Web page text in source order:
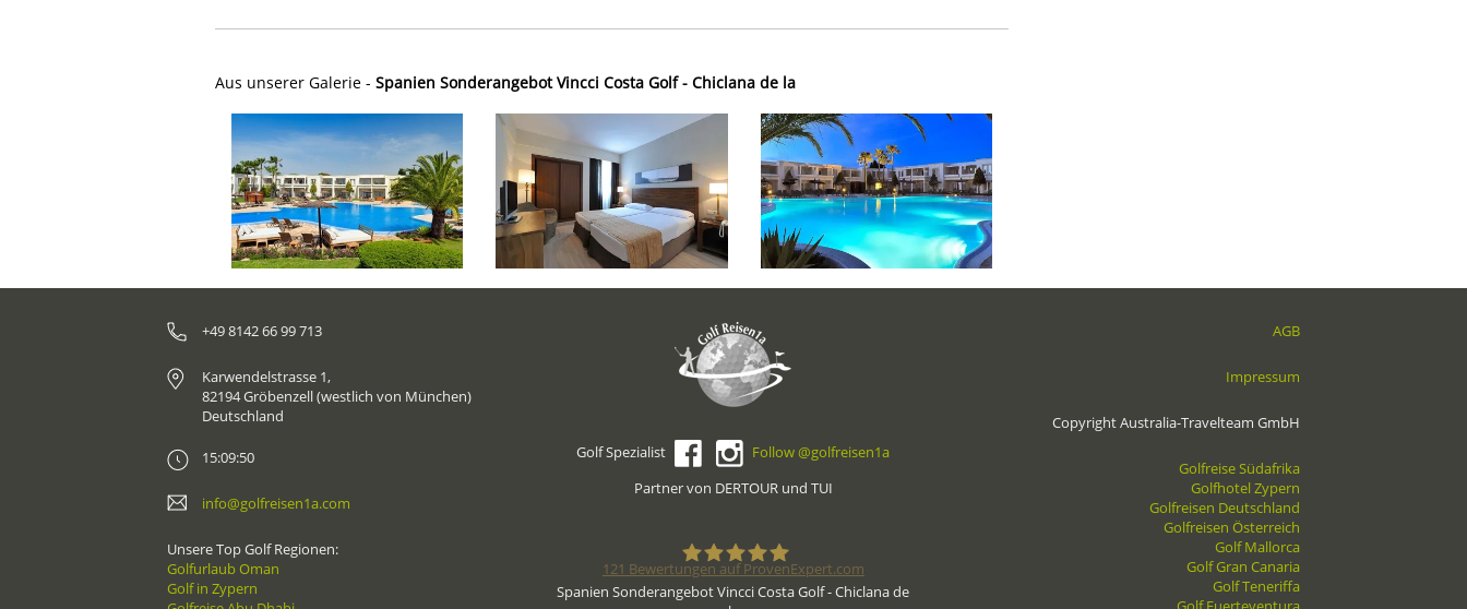
Aus unserer Galerie - Spanien Sonderangebot Vincci Costa Golf - Chiclana de la
+49 8142 66 99 713
Karwendelstrasse 1,
82194 Gröbenzell (westlich von München)
Deutschland
15:09:50
info@golfreisen1a.com
Unsere Top Golf Regionen:
Golfurlaub Oman
Golf in Zypern
Golf Spezialist
Follow @golfreisen1a
Partner von DERTOUR und TUI
121 Bewertungen auf ProvenExpert.com
Spanien Sonderangebot Vincci Costa Golf - Chiclana de
AGB
Impressum
Copyright Australia-Travelteam GmbH
Golfreise Südafrika
Golfhotel Zypern
Golfreisen Deutschland
Golfreisen Österreich
Golf Mallorca
Golf Gran Canaria
Golf Teneriffa